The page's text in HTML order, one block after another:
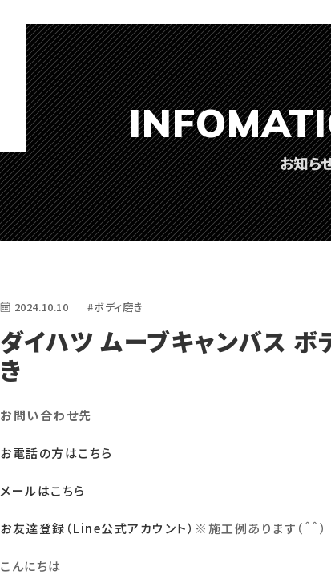
お知ら
2024.10.10 #ボディ磨き
ダイハツ ムーブキャンバス ボ
き
お問い合わせ先
お電話の方はこちら
メールはこちら
お友達登録（Line公式アカウント） ※施工例あります（＾＾）
こんにちは